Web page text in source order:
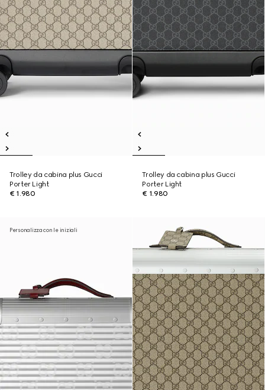
Trolley da cabina plus Gucci
Porter Light
€ 1.980
Trolley da cabina plus Gucci
Porter Light
€ 1.980
Personalizza con le iniziali